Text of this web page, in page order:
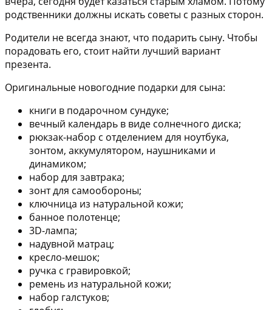
родственники должны искать советы с разных сторон.
Родители не всегда знают, что подарить сыну. Чтобы
порадовать его, стоит найти лучший вариант
презента.
Оригинальные новогодние подарки для сына:
книги в подарочном сундуке;
вечный календарь в виде солнечного диска;
рюкзак-набор с отделением для ноутбука,
зонтом, аккумулятором, наушниками и
динамиком;
набор для завтрака;
зонт для самообороны;
ключница из натуральной кожи;
банное полотенце;
3D-лампа;
надувной матрац;
кресло-мешок;
ручка с гравировкой;
ремень из натуральной кожи;
набор галстуков;